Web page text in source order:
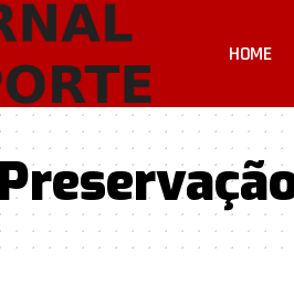
HOME